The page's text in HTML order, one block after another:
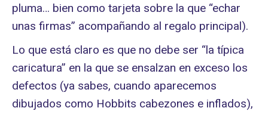
pluma… bien como tarjeta sobre la que “echar
unas firmas” acompañando al regalo principal).
Lo que está claro es que no debe ser “la típica
caricatura” en la que se ensalzan en exceso los
defectos (ya sabes, cuando aparecemos
dibujados como Hobbits cabezones e inflados),